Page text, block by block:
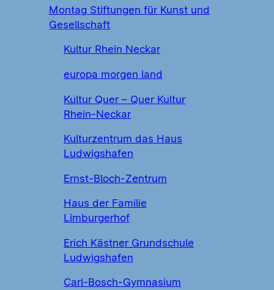
Montag Stiftungen für Kunst und
Gesellschaft
Kultur Rhein Neckar
europa morgen land
Kultur Quer – Quer Kultur
Rhein-Neckar
Kulturzentrum das Haus
Ludwigshafen
Ernst-Bloch-Zentrum
Haus der Familie
Limburgerhof
Erich Kästner Grundschule
Ludwigshafen
Carl-Bosch-Gymnasium